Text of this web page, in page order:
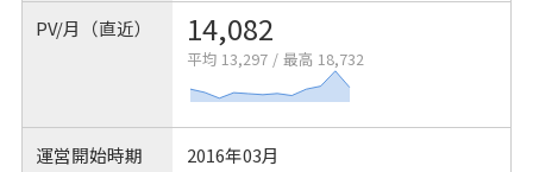
PV/月（直近） 14,082
平均 13,297 / 最高 18,732
運営開始時期 2016年03月